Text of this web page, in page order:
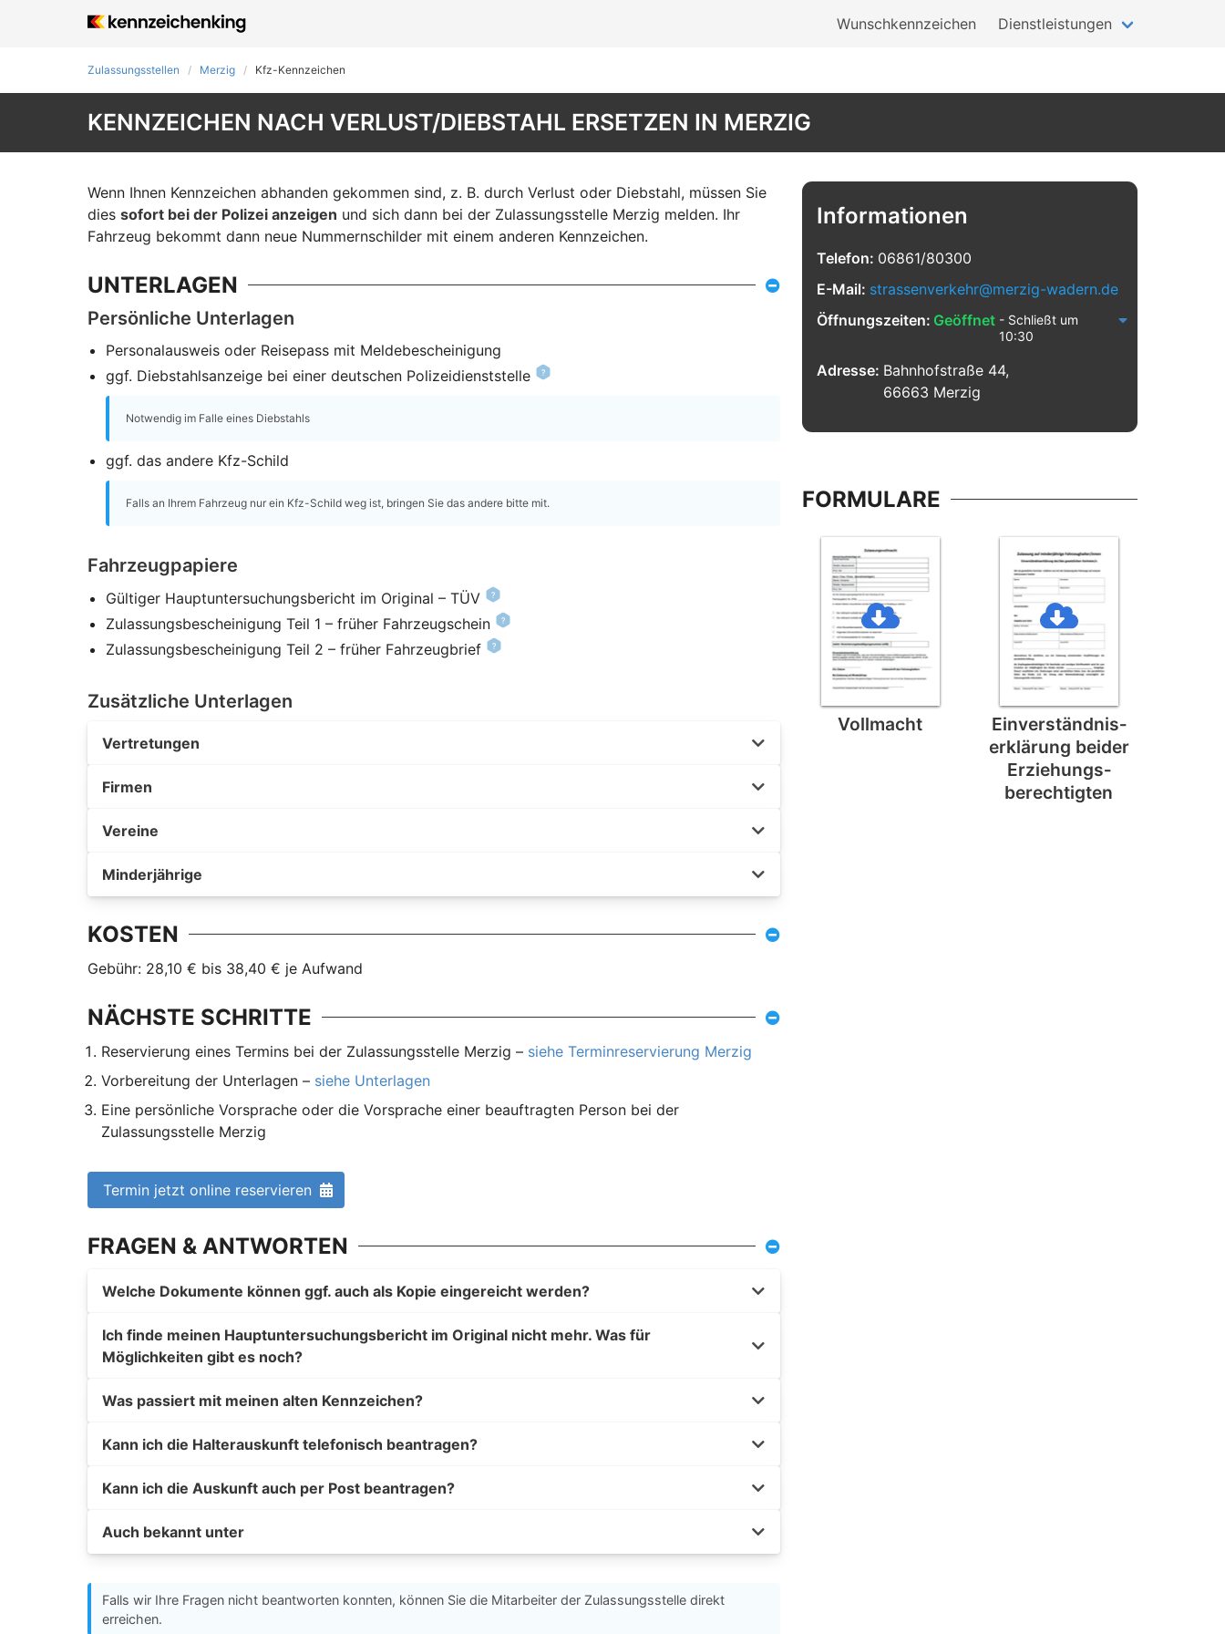
Wunschkennzeichen Dienstleistungen
Zulassungsstellen Merzig Kfz-Kennzeichen
KENNZEICHEN NACH VERLUST/DIEBSTAHL ERSETZEN IN MERZIG
Wenn Ihnen Kennzeichen abhanden gekommen sind, z. B. durch Verlust oder Diebstahl, müssen Sie
dies sofort bei der Polizei anzeigen und sich dann bei der Zulassungsstelle Merzig melden. Ihr
Fahrzeug bekommt dann neue Nummernschilder mit einem anderen Kennzeichen.
UNTERLAGEN
Persönliche Unterlagen
Personalausweis oder Reisepass mit Meldebescheinigung
ggf. Diebstahlsanzeige bei einer deutschen Polizeidienststelle
Notwendig im Falle eines Diebstahls
ggf. das andere Kfz-Schild
Falls an Ihrem Fahrzeug nur ein Kfz-Schild weg ist, bringen Sie das andere bitte mit.
Fahrzeugpapiere
Gültiger Hauptuntersuchungsbericht im Original – TÜV
Zulassungsbescheinigung Teil 1 – früher Fahrzeugschein
Zulassungsbescheinigung Teil 2 – früher Fahrzeugbrief
Zusätzliche Unterlagen
Vertretungen
Firmen
Vereine
Minderjährige
KOSTEN
Gebühr: 28,10 € bis 38,40 € je Aufwand
NÄCHSTE SCHRITTE
Reservierung eines Termins bei der Zulassungsstelle Merzig – siehe Terminreservierung Merzig
Vorbereitung der Unterlagen – siehe Unterlagen
Eine persönliche Vorsprache oder die Vorsprache einer beauftragten Person bei der
Zulassungsstelle Merzig
Termin jetzt online reservieren
FRAGEN & ANTWORTEN
Welche Dokumente können ggf. auch als Kopie eingereicht werden?
Ich finde meinen Hauptuntersuchungsbericht im Original nicht mehr. Was für
Möglichkeiten gibt es noch?
Was passiert mit meinen alten Kennzeichen?
Kann ich die Halterauskunft telefonisch beantragen?
Kann ich die Auskunft auch per Post beantragen?
Auch bekannt unter
Falls wir Ihre Fragen nicht beantworten konnten, können Sie die Mitarbeiter der Zulassungsstelle direkt
erreichen.
Informationen
Telefon: 06861/80300
E-Mail: strassenverkehr@merzig-wadern.de
Öffnungszeiten: Geöffnet - Schließt um
10:30
Adresse: Bahnhofstraße 44,
66663 Merzig
FORMULARE
Vollmacht
Einverständnis­
erklärung beider
Erziehungs­
berechtigten